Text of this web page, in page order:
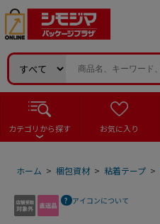
カテゴリから探す お気に入り
ホーム > 梱包資材 > 粘着テープ >
アイコンについて